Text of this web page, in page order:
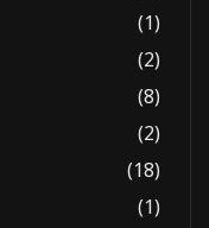
(1)
(2)
(8)
(2)
(18)
(1)